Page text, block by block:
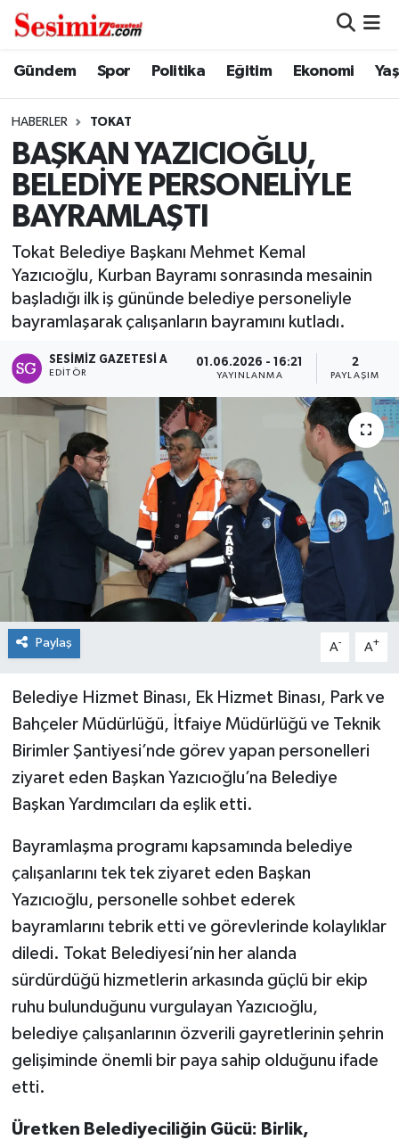
Gündem Spor Politika Eğitim Ekonomi
HABERLER TOKAT
BAŞKAN YAZICIOĞLU,
BELEDİYE PERSONELİYLE
BAYRAMLAŞTI
Tokat Belediye Başkanı Mehmet Kemal
Yazıcıoğlu, Kurban Bayramı sonrasında mesainin
başladığı ilk iş gününde belediye personeliyle
bayramlaşarak çalışanların bayramını kutladı.
SESIMIZ GAZETESI A
EDITÖR
01.06.2026 - 16:21
YAYINLANMA
2
PAYLAŞIM
Paylaş A- A+
Belediye Hizmet Binası, Ek Hizmet Binası, Park ve
Bahçeler Müdürlüğü, İtfaiye Müdürlüğü ve Teknik
Birimler Şantiyesi’nde görev yapan personelleri
ziyaret eden Başkan Yazıcıoğlu’na Belediye
Başkan Yardımcıları da eşlik etti.
Bayramlaşma programı kapsamında belediye
çalışanlarını tek tek ziyaret eden Başkan
Yazıcıoğlu, personelle sohbet ederek
bayramlarını tebrik etti ve görevlerinde kolaylıklar
diledi. Tokat Belediyesi’nin her alanda
sürdürdüğü hizmetlerin arkasında güçlü bir ekip
ruhu bulunduğunu vurgulayan Yazıcıoğlu,
belediye çalışanlarının özverili gayretlerinin şehrin
gelişiminde önemli bir paya sahip olduğunu ifade
etti.
Üretken Belediyeciliğin Gücü: Birlik,
Dünya
Ekonomi
Genel
Gündem
Magazin
Spor
Teknoloji
Tokat Haberleri
Yaşam
Nöbetçi Eczaneler
Namaz Vakitleri
Trafik Durumu
Süper Lig Puan Durumu ve Fikstür
Tüm Manşetler